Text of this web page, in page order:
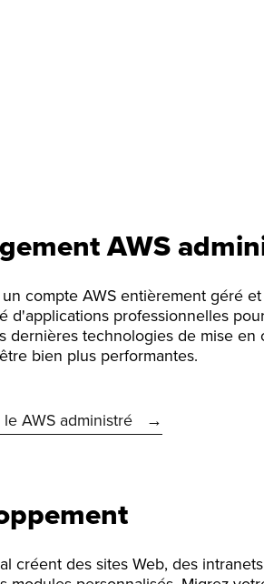
AWS
compte AWS entièrement géré
d'applications professionnelles
dernières technologies de mise en
bien plus performantes.
AWS administré
créent des sites Web, des